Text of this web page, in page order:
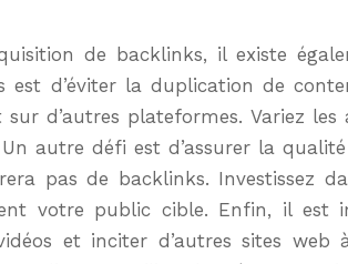
de backlinks, il existe
d’éviter la duplication de
d’autres plateformes. Variez
autre défi est d’assurer la
pas de backlinks. Investissez
votre public cible. Enfin, il est
et inciter d’autres sites web